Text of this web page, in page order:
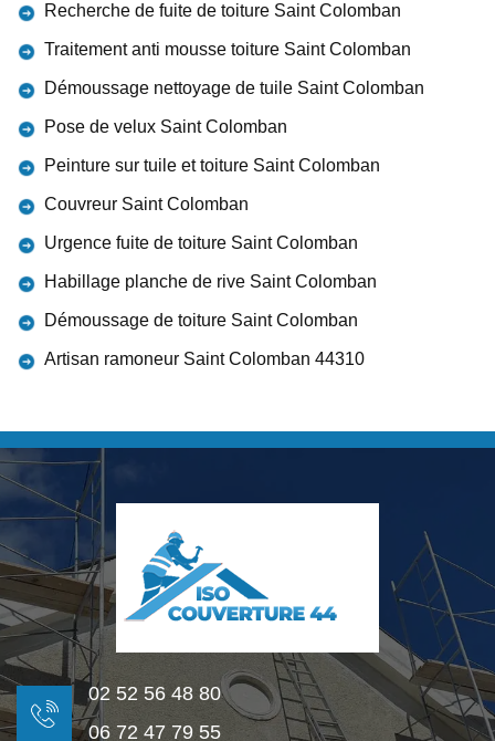
Recherche de fuite de toiture Saint Colomban
Traitement anti mousse toiture Saint Colomban
Démoussage nettoyage de tuile Saint Colomban
Pose de velux Saint Colomban
Peinture sur tuile et toiture Saint Colomban
Couvreur Saint Colomban
Urgence fuite de toiture Saint Colomban
Habillage planche de rive Saint Colomban
Démoussage de toiture Saint Colomban
Artisan ramoneur Saint Colomban 44310
02 52 56 48 80
06 72 47 79 55